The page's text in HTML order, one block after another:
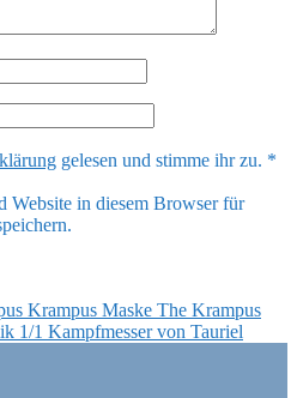
gelesen und stimme ihr zu. *
Website in diesem Browser für
Krampus Maske The Krampus
1/1 Kampfmesser von Tauriel